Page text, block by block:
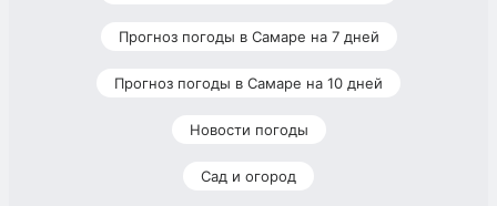
Прогноз погоды в Самаре на 7 дней
Прогноз погоды в Самаре на 10 дней
Новости погоды
Сад и огород